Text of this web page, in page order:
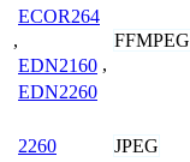
ECOR264
,
EDN2160 ,
EDN2260
FFMPEG
2260 JPEG